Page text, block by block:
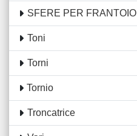
SFERE PER FRANTOIO
Toni
Torni
Tornio
Troncatrice